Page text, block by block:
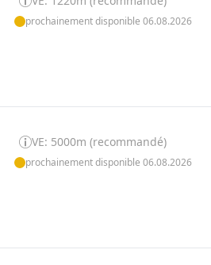
prochainement disponible 06.08.2026
VE: 5000m (recommandé)
prochainement disponible 06.08.2026